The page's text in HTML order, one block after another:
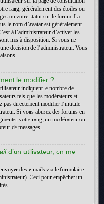
rang, généralement des étoiles ou
ou votre statut sur le forum. La
le nom d’avatar est généralement
à l’administrateur d’activer les
mis à disposition. Si vous ne
décision de l’administrateur. Vous
le modifier ?
indiquent le nombre de
tels que les modérateurs et
pas directement modifier l’intitulé
Si vous abusez des forums en
votre rang, un modérateur ou
de messages.
d’un utilisateur, on me
des e-mails via le formulaire
Ceci pour empêcher un